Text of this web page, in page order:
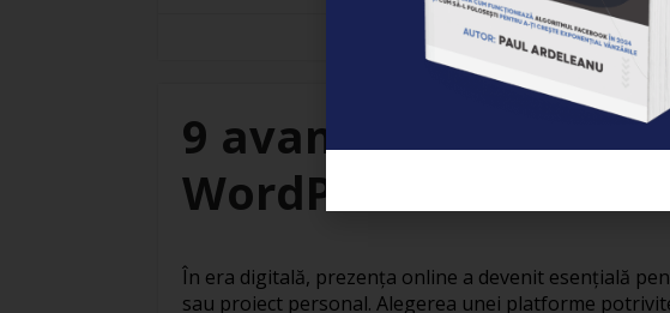
Elena Ardeleanu 26/01/
9 avantaje ale creării
WordPress
În era digitală, prezența online a devenit esențială
sau proiect personal. Alegerea unei platforme